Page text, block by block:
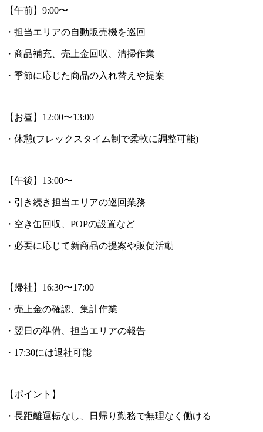
【午前】9:00〜
・担当エリアの自動販売機を巡回
・商品補充、売上金回収、清掃作業
・季節に応じた商品の入れ替えや提案
【お昼】12:00〜13:00
・休憩(フレックスタイム制で柔軟に調整可能)
【午後】13:00〜
・引き続き担当エリアの巡回業務
・空き缶回収、POPの設置など
・必要に応じて新商品の提案や販促活動
【帰社】16:30〜17:00
・売上金の確認、集計作業
・翌日の準備、担当エリアの報告
・17:30には退社可能
【ポイント】
・長距離運転なし、日帰り勤務で無理なく働ける